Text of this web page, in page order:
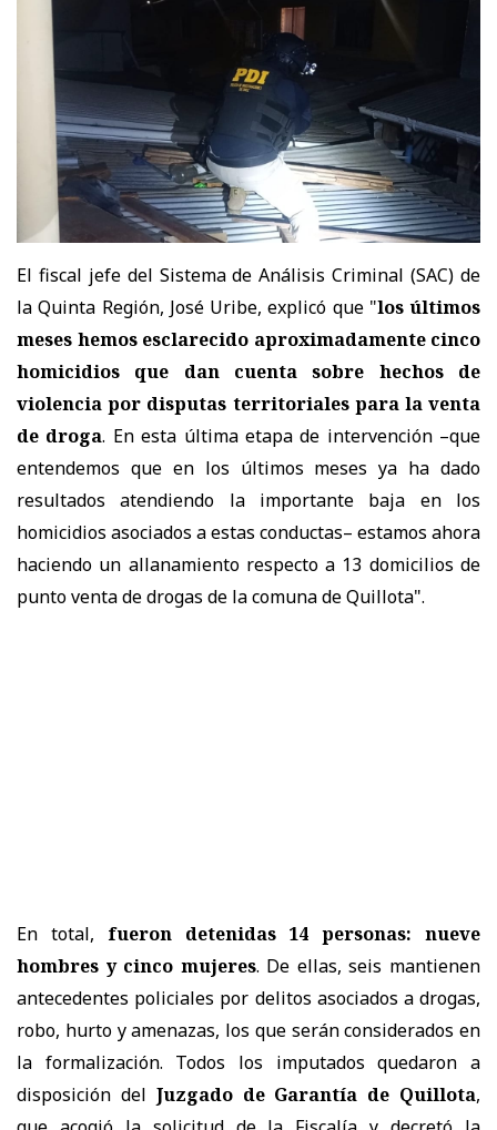
El fiscal jefe del Sistema de Análisis Criminal (SAC) de
la Quinta Región, José Uribe, explicó que "los últimos
meses hemos esclarecido aproximadamente cinco
homicidios que dan cuenta sobre hechos de
violencia por disputas territoriales para la venta
de droga. En esta última etapa de intervención –que
entendemos que en los últimos meses ya ha dado
resultados atendiendo la importante baja en los
homicidios asociados a estas conductas– estamos ahora
haciendo un allanamiento respecto a 13 domicilios de
punto venta de drogas de la comuna de Quillota".
En total, fueron detenidas 14 personas: nueve
hombres y cinco mujeres. De ellas, seis mantienen
antecedentes policiales por delitos asociados a drogas,
robo, hurto y amenazas, los que serán considerados en
la formalización. Todos los imputados quedaron a
disposición del Juzgado de Garantía de Quillota,